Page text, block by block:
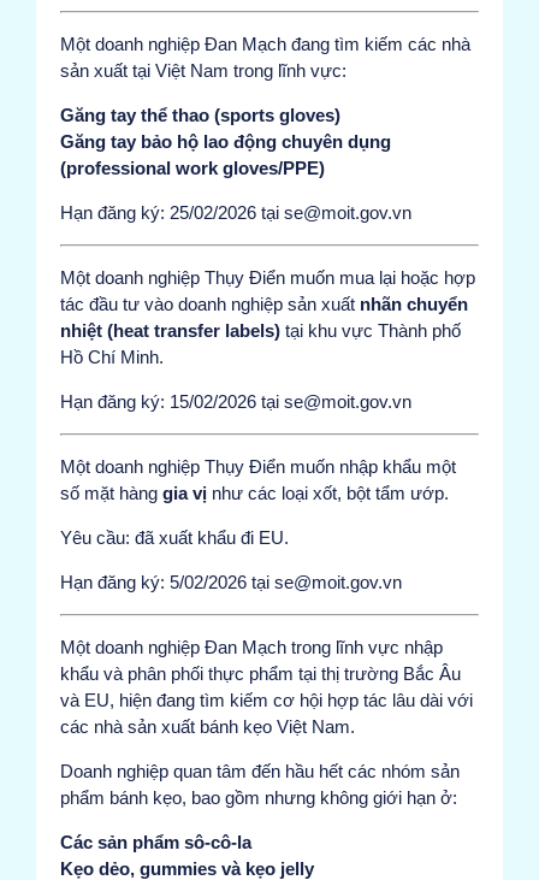
Một doanh nghiệp Đan Mạch đang tìm kiếm các nhà
sản xuất tại Việt Nam trong lĩnh vực:
Găng tay thể thao (sports gloves)
Găng tay bảo hộ lao động chuyên dụng
(professional work gloves/PPE)
Hạn đăng ký: 25/02/2026 tại se@moit.gov.vn
Một doanh nghiệp Thụy Điển muốn mua lại hoặc hợp
tác đầu tư vào doanh nghiệp sản xuất nhãn chuyển
nhiệt (heat transfer labels) tại khu vực Thành phố
Hồ Chí Minh.
Hạn đăng ký: 15/02/2026 tại se@moit.gov.vn
Một doanh nghiệp Thụy Điển muốn nhập khẩu một
số mặt hàng gia vị như các loại xốt, bột tẩm ướp.
Yêu cầu: đã xuất khẩu đi EU.
Hạn đăng ký: 5/02/2026 tại se@moit.gov.vn
Một doanh nghiệp Đan Mạch trong lĩnh vực nhập
khẩu và phân phối thực phẩm tại thị trường Bắc Âu
và EU, hiện đang tìm kiếm cơ hội hợp tác lâu dài với
các nhà sản xuất bánh kẹo Việt Nam.
Doanh nghiệp quan tâm đến hầu hết các nhóm sản
phẩm bánh kẹo, bao gồm nhưng không giới hạn ở:
Các sản phẩm sô-cô-la
Kẹo dẻo, gummies và kẹo jelly